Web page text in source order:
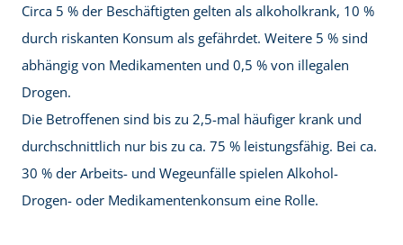
Circa 5 % der Beschäftigten gelten als alkoholkrank, 10 %
durch riskanten Konsum als gefährdet. Weitere 5 % sind
abhängig von Medikamenten und 0,5 % von illegalen
Drogen.
Die Betroffenen sind bis zu 2,5-mal häufiger krank und
durchschnittlich nur bis zu ca. 75 % leistungsfähig. Bei ca.
30 % der Arbeits- und Wegeunfälle spielen Alkohol-
Drogen- oder Medikamentenkonsum eine Rolle.